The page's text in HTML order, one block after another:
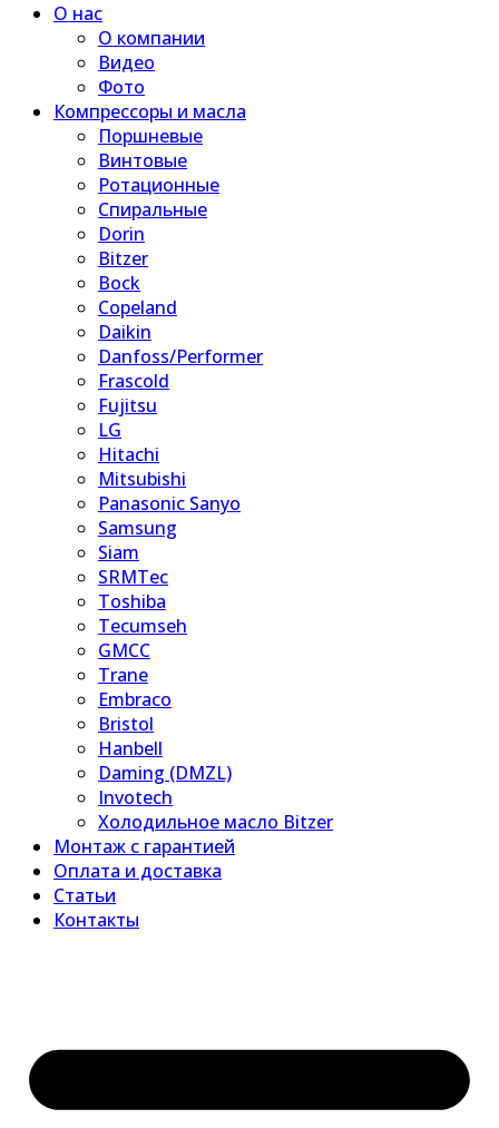
О нас
О компании
Видео
Фото
Компрессоры и масла
Поршневые
Винтовые
Ротационные
Спиральные
Dorin
Bitzer
Bock
Copeland
Daikin
Danfoss/Performer
Frascold
Fujitsu
LG
Hitachi
Mitsubishi
Panasonic Sanyo
Samsung
Siam
SRMTec
Toshiba
Tecumseh
GMCC
Trane
Embraco
Bristol
Hanbell
Daming (DMZL)
Invotech
Холодильное масло Bitzer
Монтаж с гарантией
Оплата и доставка
Статьи
Контакты